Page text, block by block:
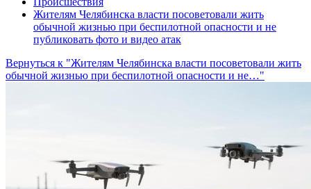
Жителям Челябинска власти посоветовали жить
обычной жизнью при беспилотной опасности и не
публиковать фото и видео атак
Вернуться к "Жителям Челябинска власти посоветовали жить
обычной жизнью при беспилотной опасности и не…"